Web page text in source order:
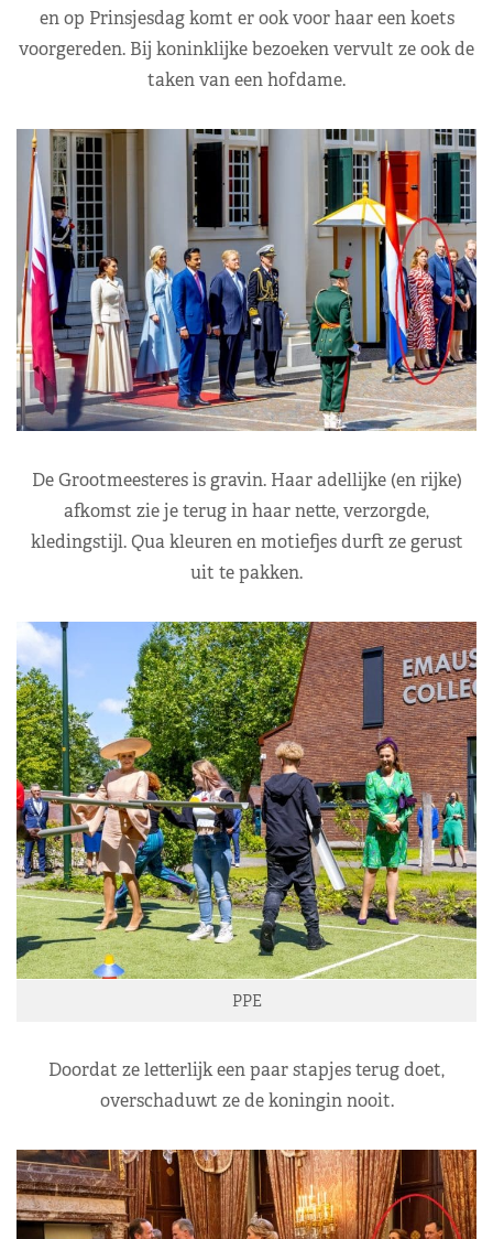
en op Prinsjesdag komt er ook voor haar een koets
voorgereden. Bij koninklijke bezoeken vervult ze ook de
taken van een hofdame.
De Grootmeesteres is gravin. Haar adellijke (en rijke)
afkomst zie je terug in haar nette, verzorgde,
kledingstijl. Qua kleuren en motiefjes durft ze gerust
uit te pakken.
PPE
Doordat ze letterlijk een paar stapjes terug doet,
overschaduwt ze de koningin nooit.